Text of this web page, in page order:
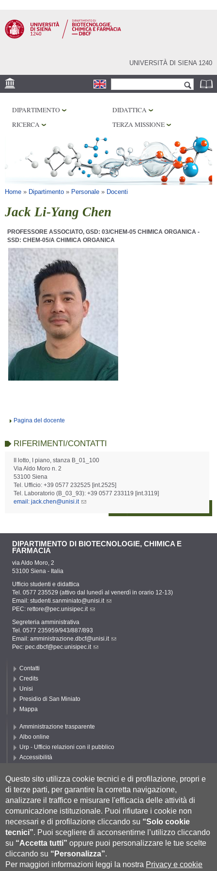
contenuto
principale
UNIVERSITÀ DI SIENA 1240
Form di ricerca
CENTRI DI RICERCA
BIBLIOTECHE
DIPARTIMENTO
DIDATTICA
RICERCA
TERZA MISSIONE
Tu sei qui
Home » Dipartimento » Personale » Docenti
Jack Li-Yang Chen
PROFESSORE ASSOCIATO, GSD: 03/CHEM-05 CHIMICA ORGANICA -
SSD: CHEM-05/A CHIMICA ORGANICA
Pagina del docente
RIFERIMENTI/CONTATTI
II lotto, I piano, stanza B_01_100
Via Aldo Moro n. 2
53100 Siena
Tel. Ufficio: +39 0577 232525 [int.2525]
Tel. Laboratorio (B_03_93): +39 0577 233119 [int.3119]
email: jack.chen@unisi.it
DIPARTIMENTO DI BIOTECNOLOGIE, CHIMICA E
FARMACIA
via Aldo Moro, 2
53100 Siena - Italia
Ufficio studenti e didattica
Tel. 0577 235529 (attivo dal lunedì al venerdì in orario 12-13)
Email: studenti.sanminiato@unisi.it
PEC: rettore@pec.unisipec.it
Segreteria amministrativa
Tel. 0577 235959/943/887/893
Email: amministrazione.dbcf@unisi.it
Pec: pec.dbcf@pec.unisipec.it
Contatti
Credits
Unisi
Presidio di San Miniato
Mappa
Amministrazione trasparente
Albo online
Urp - Ufficio relazioni con il pubblico
Accessibilità
Cookie settings
Segui UNISI
Questo sito utilizza cookie tecnici e di profilazione, propri e
di terze parti, per garantire la corretta navigazione,
analizzare il traffico e misurare l'efficacia delle attività di
comunicazione istituzionale. Puoi rifiutare i cookie non
necessari e di profilazione cliccando su “Solo cookie
tecnici”. Puoi scegliere di acconsentirne l’utilizzo cliccando
su “Accetta tutti” oppure puoi personalizzare le tue scelte
cliccando su “Personalizza”.
Per maggiori informazioni leggi la nostra Privacy e cookie